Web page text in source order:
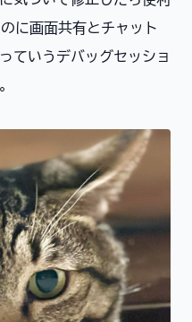
に画面共有とチャット
ていうデバッグセッショ